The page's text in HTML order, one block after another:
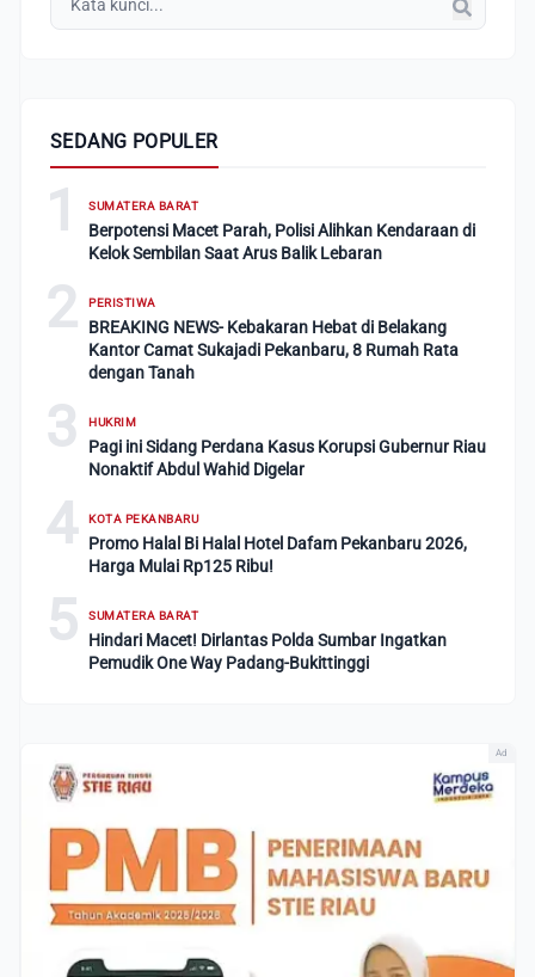
SEDANG POPULER
1 SUMATERA BARAT
Berpotensi Macet Parah, Polisi Alihkan Kendaraan di
Kelok Sembilan Saat Arus Balik Lebaran
2 PERISTIWA
BREAKING NEWS- Kebakaran Hebat di Belakang
Kantor Camat Sukajadi Pekanbaru, 8 Rumah Rata
dengan Tanah
3 HUKRIM
Pagi ini Sidang Perdana Kasus Korupsi Gubernur Riau
Nonaktif Abdul Wahid Digelar
4 KOTA PEKANBARU
Promo Halal Bi Halal Hotel Dafam Pekanbaru 2026,
Harga Mulai Rp125 Ribu!
5 SUMATERA BARAT
Hindari Macet! Dirlantas Polda Sumbar Ingatkan
Pemudik One Way Padang-Bukittinggi
Ad